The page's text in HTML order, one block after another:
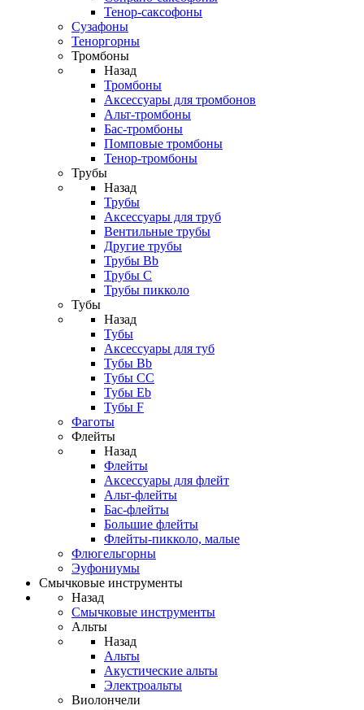
Тенор-саксофоны
Сузафоны
Теноргорны
Тромбоны
Назад
Тромбоны
Аксессуары для тромбонов
Альт-тромбоны
Бас-тромбоны
Помповые тромбоны
Тенор-тромбоны
Трубы
Назад
Трубы
Аксессуары для труб
Вентильные трубы
Другие трубы
Трубы Bb
Трубы C
Трубы пикколо
Тубы
Назад
Тубы
Аксессуары для туб
Тубы Bb
Тубы CC
Тубы Eb
Тубы F
Фаготы
Флейты
Назад
Флейты
Аксессуары для флейт
Альт-флейты
Бас-флейты
Большие флейты
Флейты-пикколо, малые
Флюгельгорны
Эуфониумы
Смычковые инструменты
Назад
Смычковые инструменты
Альты
Назад
Альты
Акустические альты
Электроальты
Виолончели